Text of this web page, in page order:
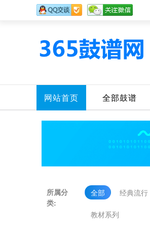
网站首页 全部鼓谱
所属分
类:
全部 经典流行
教材系列